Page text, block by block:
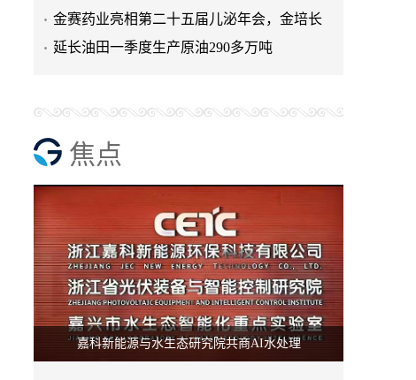
清远鸡标准体系
金赛药业亮相第二十五届儿泌年会，金培长
效生长激素成临床优选
延长油田一季度生产原油290多万吨
焦点
嘉科新能源与水生态研究院共商AI水处理